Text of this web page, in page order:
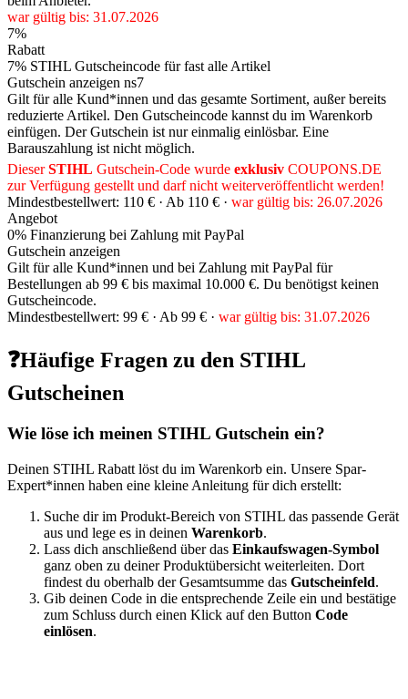
war gültig bis: 31.07.2026
7%
Rabatt
7% STIHL Gutscheincode für fast alle Artikel
Gutschein anzeigen ns7
Gilt für alle Kund*innen und das gesamte Sortiment, außer bereits
reduzierte Artikel. Den Gutscheincode kannst du im Warenkorb
einfügen. Der Gutschein ist nur einmalig einlösbar. Eine
Barauszahlung ist nicht möglich.
DieserSTIHL Gutschein-Code wurde exklusiv COUPONS.DE
zur Verfügung gestellt und darf nicht weiterveröffentlicht werden!
Mindestbestellwert: 110 € · Ab 110 € · war gültig bis: 26.07.2026
Angebot
0% Finanzierung bei Zahlung mit PayPal
Gutschein anzeigen
Gilt für alle Kund*innen und bei Zahlung mit PayPal für
Bestellungen ab 99 € bis maximal 10.000 €. Du benötigst keinen
Gutscheincode.
Mindestbestellwert: 99 € · Ab 99 € · war gültig bis: 31.07.2026
❓Häufige Fragen zu den STIHL
Gutscheinen
Wie löse ich meinen STIHL Gutschein ein?
Deinen STIHL Rabatt löst du im Warenkorb ein. Unsere Spar-
Expert*innen haben eine kleine Anleitung für dich erstellt:
Suche dir im Produkt-Bereich von STIHL das passende Gerät
aus und lege es in deinen Warenkorb.
Lass dich anschließend über das Einkaufswagen-Symbol
ganz oben zu deiner Produktübersicht weiterleiten. Dort
findest du oberhalb der Gesamtsumme das Gutscheinfeld.
Gib deinen Code in die entsprechende Zeile ein und bestätige
zum Schluss durch einen Klick auf den Button Code
einlösen.